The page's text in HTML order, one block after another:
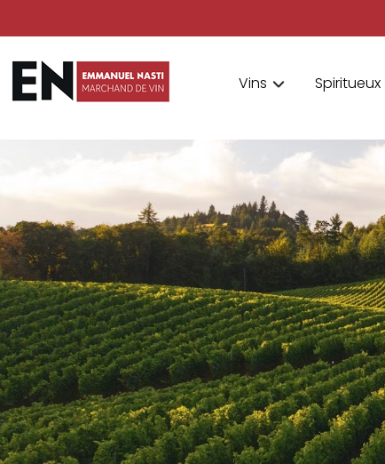
Vins Spiritueux